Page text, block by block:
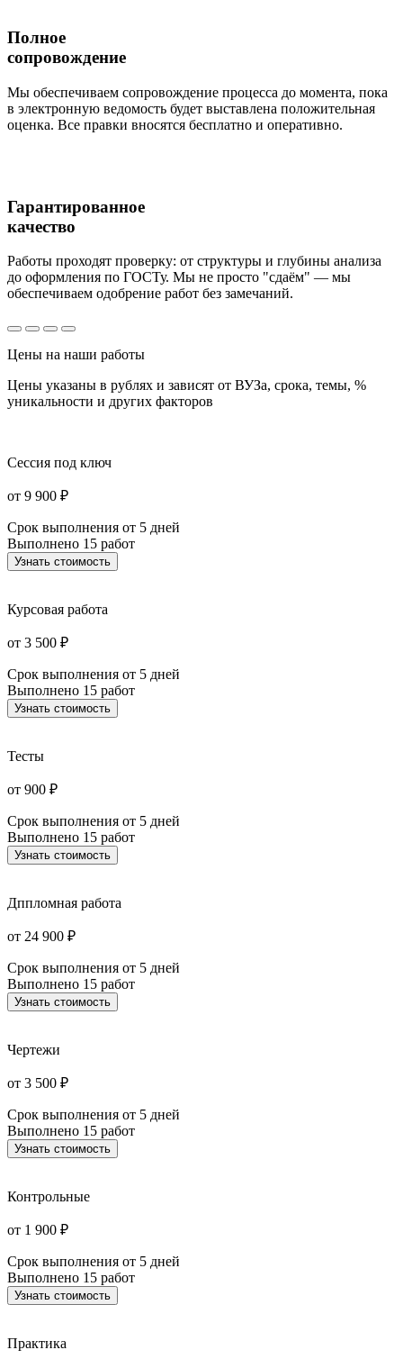
Полное
сопровождение
Мы обеспечиваем сопровождение процесса до момента, пока
в электронную ведомость будет выставлена положительная
оценка. Все правки вносятся бесплатно и оперативно.
Гарантированное
качество
Работы проходят проверку: от структуры и глубины анализа
до оформления по ГОСТу. Мы не просто "сдаём" — мы
обеспечиваем одобрение работ без замечаний.
Цены на наши работы
Цены указаны в рублях и зависят от ВУЗа, срока, темы, %
уникальности и других факторов
Сессия под ключ
от 9 900 ₽
Срок выполнения от 5 дней
Выполнено 15 работ
Узнать стоимость
Курсовая работа
от 3 500 ₽
Срок выполнения от 5 дней
Выполнено 15 работ
Узнать стоимость
Тесты
от 900 ₽
Срок выполнения от 5 дней
Выполнено 15 работ
Узнать стоимость
Дппломная работа
от 24 900 ₽
Срок выполнения от 5 дней
Выполнено 15 работ
Узнать стоимость
Чертежи
от 3 500 ₽
Срок выполнения от 5 дней
Выполнено 15 работ
Узнать стоимость
Контрольные
от 1 900 ₽
Срок выполнения от 5 дней
Выполнено 15 работ
Узнать стоимость
Практика